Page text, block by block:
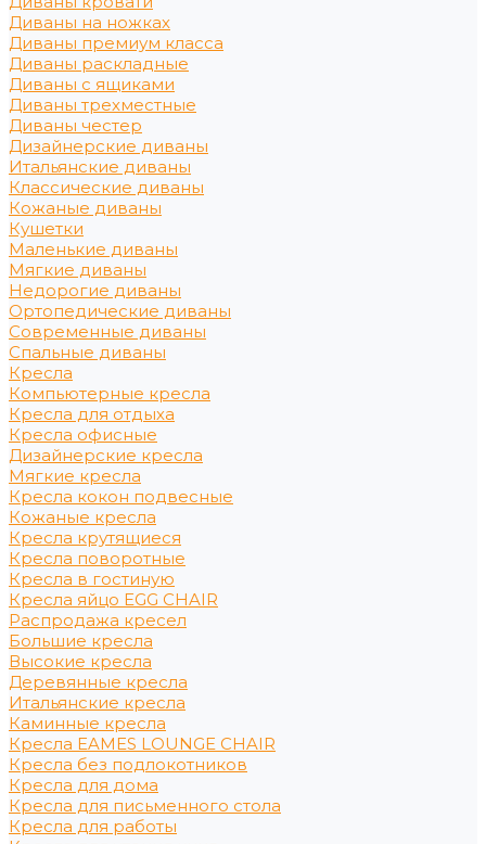
Диваны на ножках
Диваны премиум класса
Диваны раскладные
Диваны с ящиками
Диваны трехместные
Диваны честер
Дизайнерские диваны
Итальянские диваны
Классические диваны
Кожаные диваны
Кушетки
Маленькие диваны
Мягкие диваны
Недорогие диваны
Ортопедические диваны
Современные диваны
Спальные диваны
Кресла
Компьютерные кресла
Кресла для отдыха
Кресла офисные
Дизайнерские кресла
Мягкие кресла
Кресла кокон подвесные
Кожаные кресла
Кресла крутящиеся
Кресла поворотные
Кресла в гостиную
Кресла яйцо EGG CHAIR
Распродажа кресел
Большие кресла
Высокие кресла
Деревянные кресла
Итальянские кресла
Каминные кресла
Кресла EAMES LOUNGE CHAIR
Кресла без подлокотников
Кресла для дома
Кресла для письменного стола
Кресла для работы